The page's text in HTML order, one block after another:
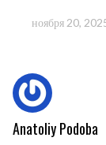
ноября 20,
Anatoliy Podoba